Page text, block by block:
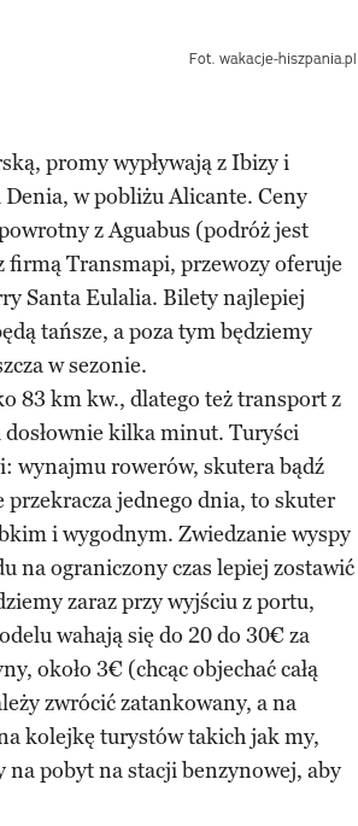
Fot. wakacje-hiszpania.pl
promy wypływają z Ibizy i
w pobliżu Alicante. Ceny
z Aguabus (podróż jest
firmą Transmapi, przewozy oferuje
Santa Eulalia. Bilety najlepiej
tańsze, a poza tym będziemy
w sezonie.
83 km kw., dlatego też transport z
dosłownie kilka minut. Turyści
wynajmu rowerów, skutera bądź
jednego dnia, to skuter
i wygodnym. Zwiedzanie wyspy
na ograniczony czas lepiej zostawić
zaraz przy wyjściu z portu,
wahają się do 20 do 30€ za
około 3€ (chcąc objechać całą
zwrócić zatankowany, a na
kolejkę turystów takich jak my,
na pobyt na stacji benzynowej, aby